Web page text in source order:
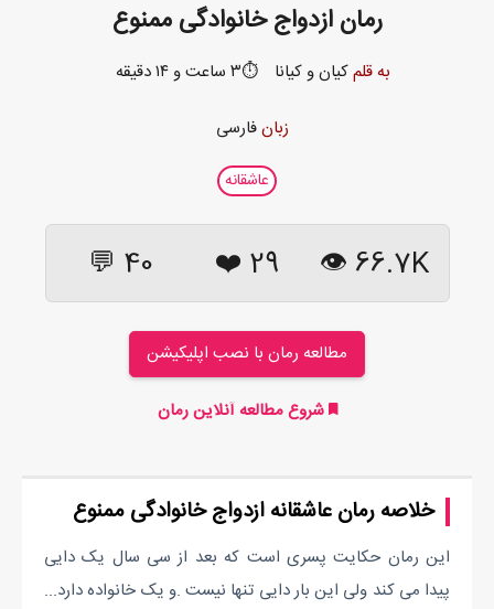
رمان ازدواج خانوادگی ممنوع
به قلمکیان و کیانا ⏱️۳ ساعت و ۱۴ دقیقه
زبانفارسی
عاشقانه
66.7K 👁
29
❤️
40 💬
مطالعه رمان با نصب اپلیکیشن
شروع مطالعه آنلاین رمان
خلاصه رمان عاشقانه ازدواج خانوادگی ممنوع
این رمان حکایت پسری است که بعد از سی سال یک دایی
پیدا می کند ولی این بار دایی تنها نیست .و یک خانواده دارد...